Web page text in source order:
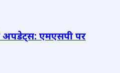
अपडेट्स: एमएसपी पर